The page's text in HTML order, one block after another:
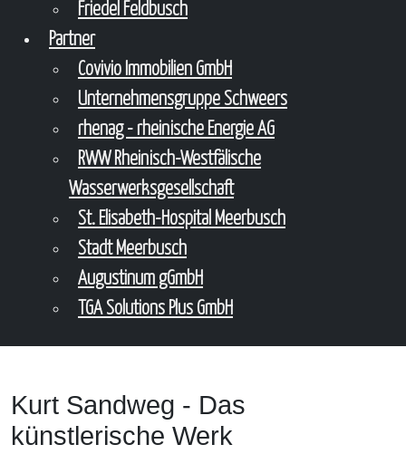
Friedel Feldbusch
Partner
Covivio Immobilien GmbH
Unternehmensgruppe Schweers
rhenag - rheinische Energie AG
RWW Rheinisch-Westfälische
Wasserwerksgesellschaft
St. Elisabeth-Hospital Meerbusch
Stadt Meerbusch
Augustinum gGmbH
TGA Solutions Plus GmbH
Kurt Sandweg - Das
künstlerische Werk